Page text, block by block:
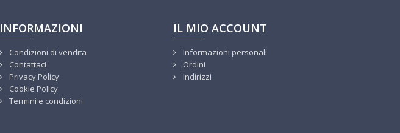
INFORMAZIONI
Condizioni di vendita
Contattaci
Privacy Policy
Cookie Policy
Termini e condizioni
IL MIO ACCOUNT
Informazioni personali
Ordini
Indirizzi